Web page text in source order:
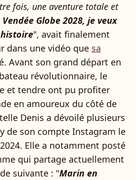
fois, une aventure totale et
Globe 2028, je veux
", avait finalement
dans une vidéo que sa
Avant son grand départ en
révolutionnaire, le
et tendre ont pu profiter
en amoureux du côté de
Denis a dévoilé plusieurs
de son compte Instagram le
Elle a notamment posté
qui partage actuellement
suivante : "Marin en